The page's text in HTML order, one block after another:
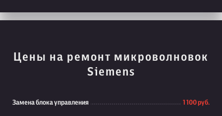
Цены на ремонт микроволновок
Siemens
Замена блока управления 1 100 руб.